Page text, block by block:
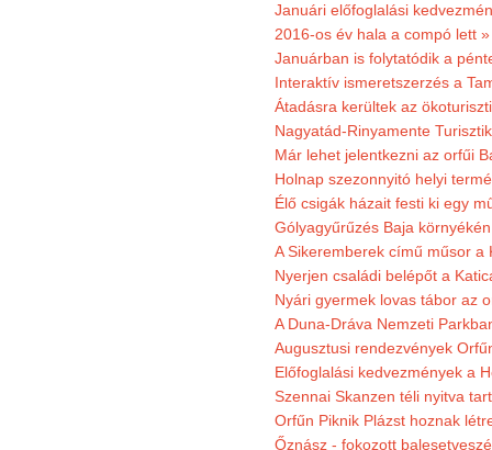
Januári előfoglalási
2016-os év hala a compó lett »
Januárban is folytatódik a
Interaktív ismeretszerzés a
Átadásra kerültek az
Nagyatád-Rinyamente
Már lehet jelentkezni az orfűi
Holnap szezonnyitó helyi
Élő csigák házait festi ki egy
Gólyagyűrűzés Baja
A Sikeremberek című műsor a
Nyerjen családi belépőt a
Nyári gyermek lovas tábor az
A Duna-Dráva Nemzeti
Augusztusi rendezvények
Előfoglalási kedvezmények a
Szennai Skanzen téli nyitva
Orfűn Piknik Plázst hoznak
Őznász - fokozott